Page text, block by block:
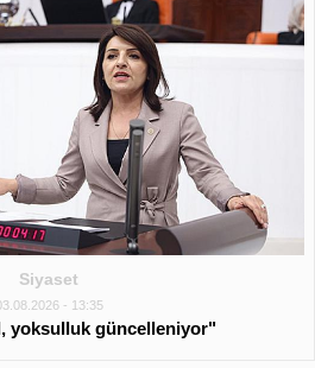
Siyaset
- 13:35
yoksulluk güncelleniyor"